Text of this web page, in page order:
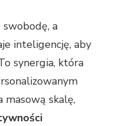
swobodę, a
inteligencję, aby
synergia, która
masową skalę,